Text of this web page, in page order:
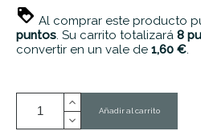
Al comprar este producto
puntos. Su carrito totalizará 8
convertir en un vale de 1,60 €.
Añadir al carrito